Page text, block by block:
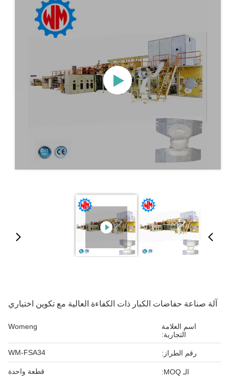
آلة صناعة حفاضات الكبار ذات الكفاءة العالية مع تكوين اختياري
اسم العلامة
التجارية:
Womeng
رقم الطراز: WM-FSA34
الـ MOQ: قطعة واحدة